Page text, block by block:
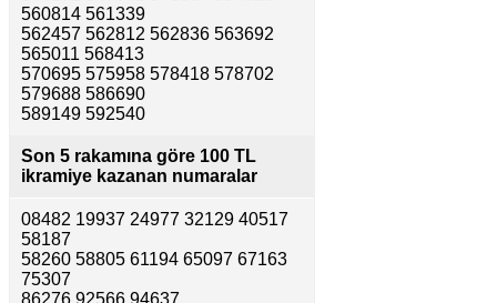
560814 561339
562457 562812 562836 563692
565011 568413
570695 575958 578418 578702
579688 586690
589149 592540
Son 5 rakamına göre 100 TL
ikramiye kazanan numaralar
08482 19937 24977 32129 40517
58187
58260 58805 61194 65097 67163
75307